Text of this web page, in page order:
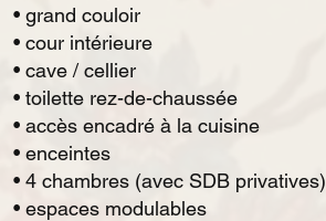
• grand couloir
• cour intérieure
• cave / cellier
• toilette rez-de-chaussée
• accès encadré à la cuisine
• enceintes
• 4 chambres (avec SDB privatives)
• espaces modulables